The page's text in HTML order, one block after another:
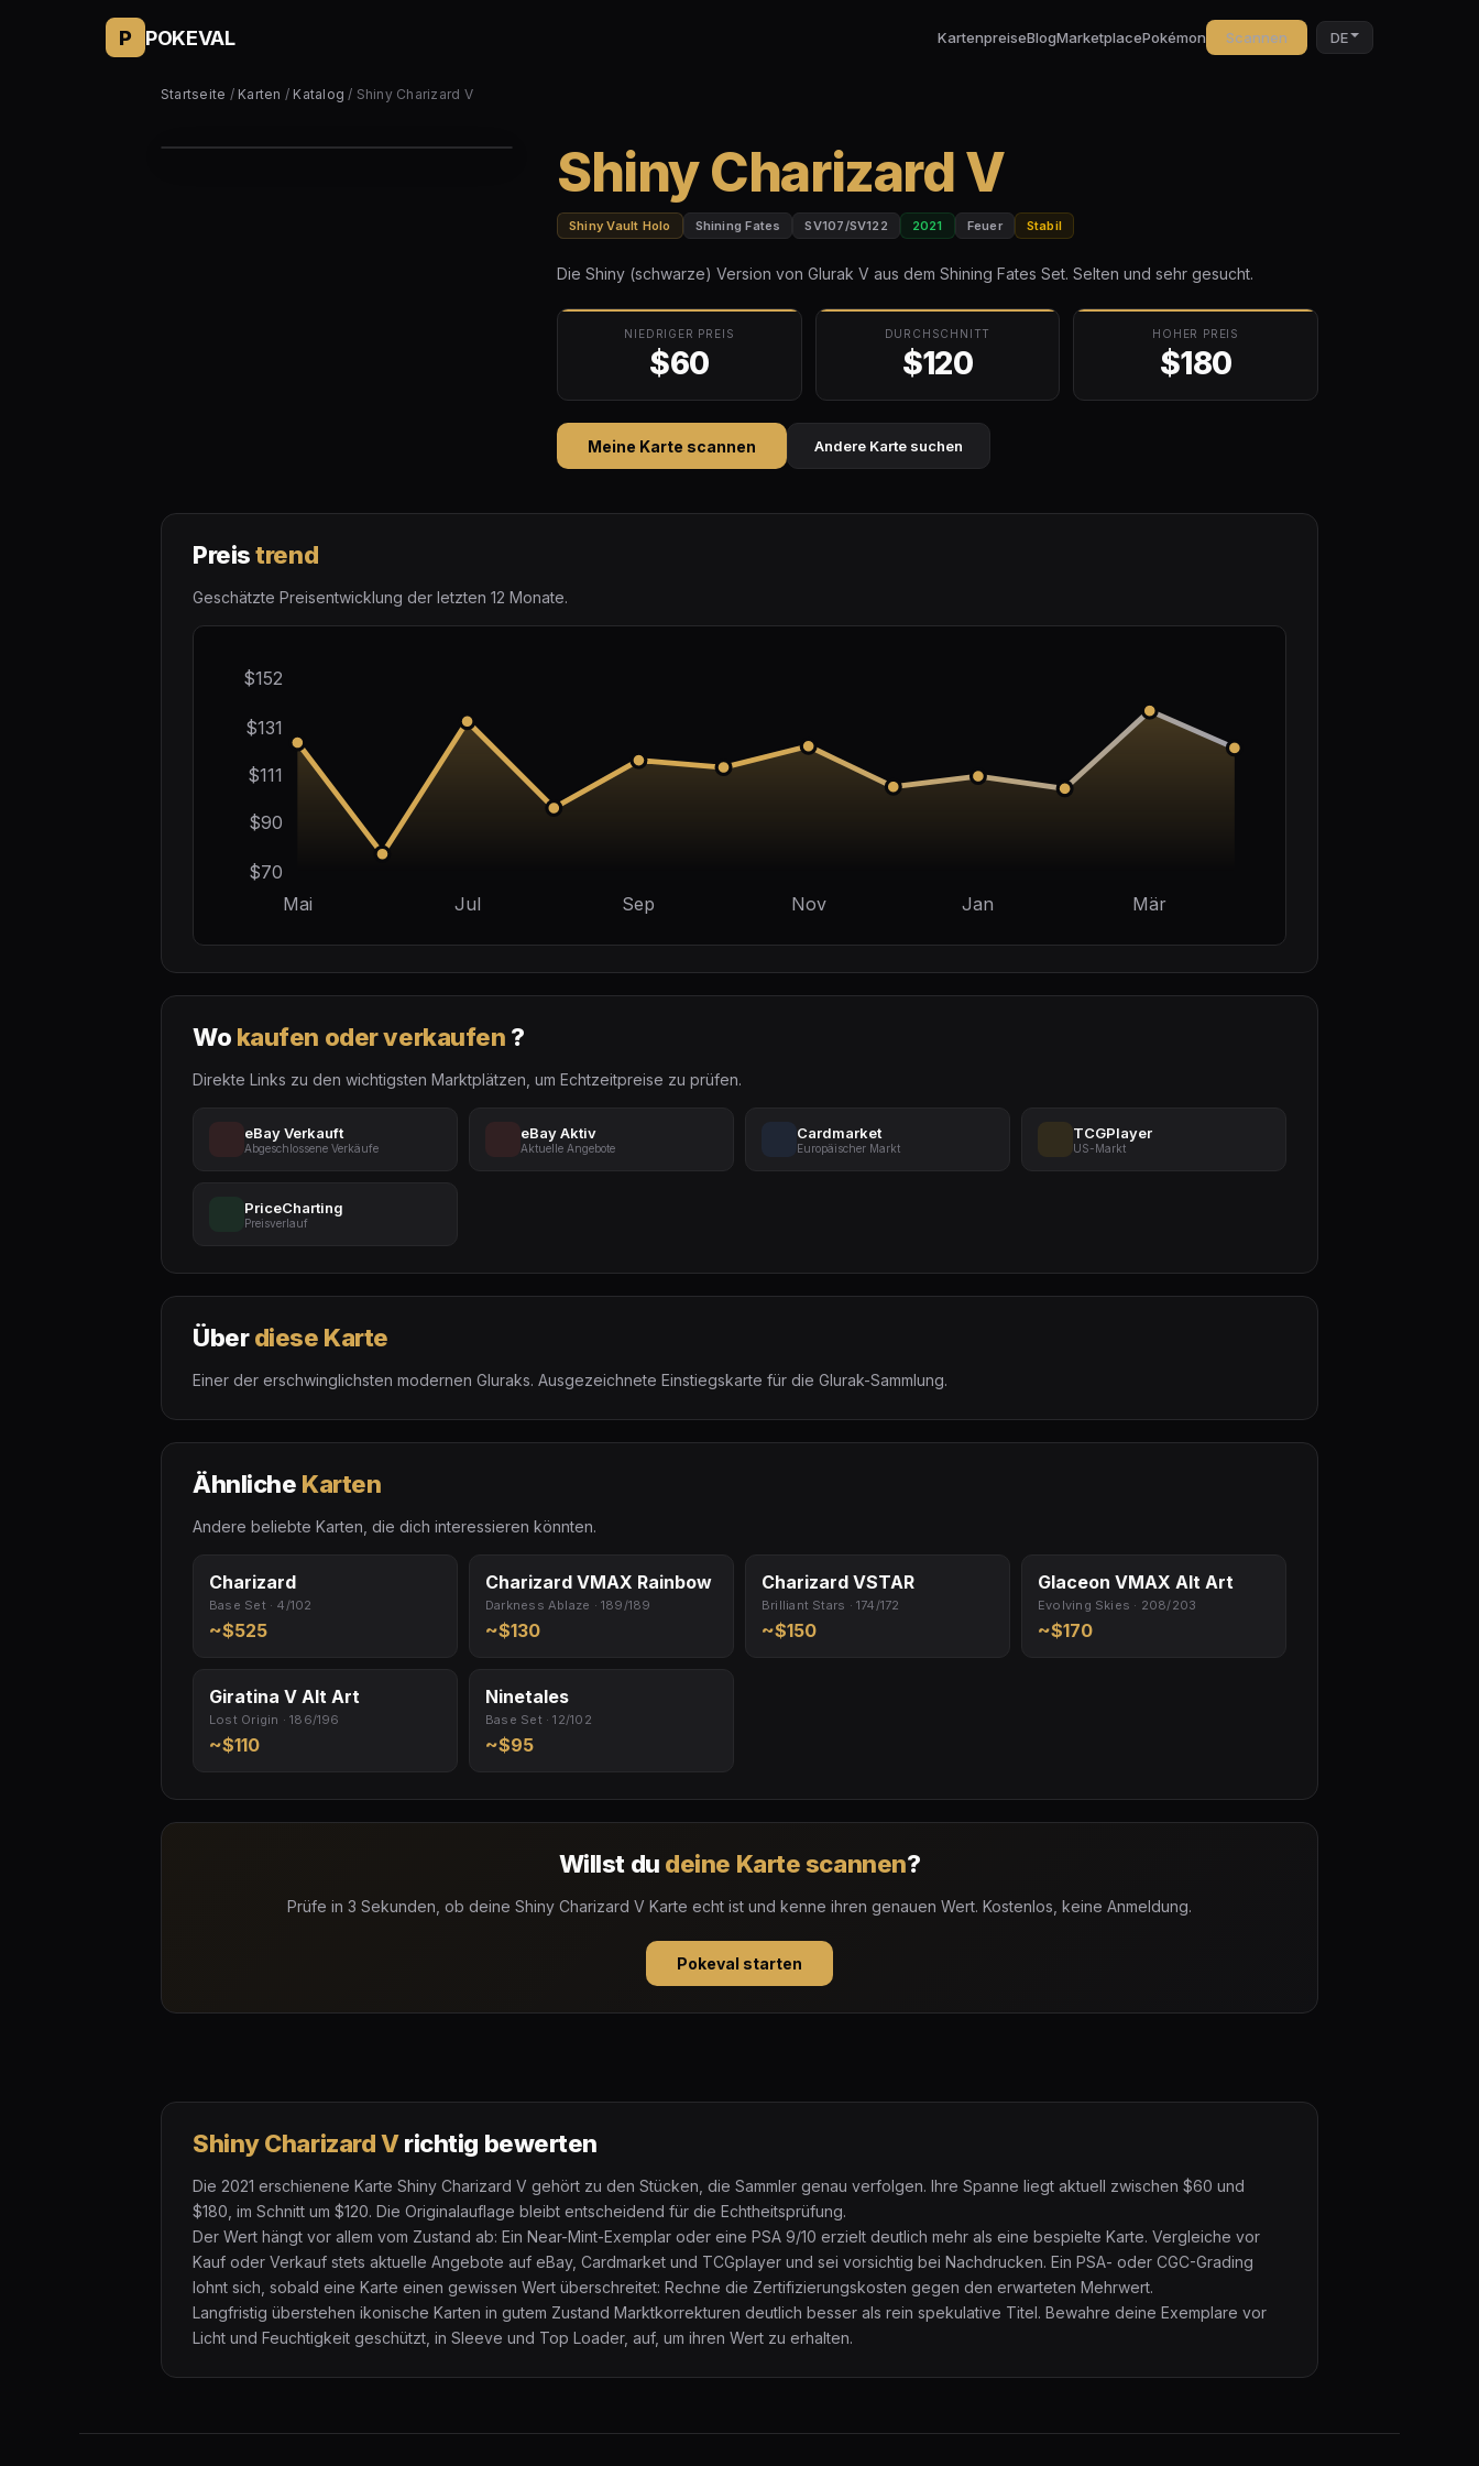
P POKEVAL KartenpreiseBlogMarketplacePokémon Scannen DE
Startseite / Karten / Katalog / Shiny Charizard V
Shiny Charizard V
Shiny Vault Holo Shining Fates SV107/SV122 2021 Feuer Stabil
Die Shiny (schwarze) Version von Glurak V aus dem Shining Fates Set. Selten und sehr gesucht.
NIEDRIGER PREIS
$60
DURCHSCHNITT
$120
HOHER PREIS
$180
Meine Karte scannen Andere Karte suchen
Preistrend
Geschätzte Preisentwicklung der letzten 12 Monate.
$70
$90
$111
$131
$152
Mai Jul Sep Nov Jan Mär
Wo kaufen oder verkaufen ?
Direkte Links zu den wichtigsten Marktplätzen, um Echtzeitpreise zu prüfen.
eBay Verkauft
Abgeschlossene Verkäufe
eBay Aktiv
Aktuelle Angebote
Cardmarket
Europäischer Markt
TCGPlayer
US-Markt
PriceCharting
Preisverlauf
Überdiese Karte
Einer der erschwinglichsten modernen Gluraks. Ausgezeichnete Einstiegskarte für die Glurak-Sammlung.
Ähnliche Karten
Andere beliebte Karten, die dich interessieren könnten.
Charizard
Base Set · 4/102
~$525
Charizard VMAX Rainbow
Darkness Ablaze · 189/189
~$130
Charizard VSTAR
Brilliant Stars · 174/172
~$150
Glaceon VMAX Alt Art
Evolving Skies · 208/203
~$170
Giratina V Alt Art
Lost Origin · 186/196
~$110
Ninetales
Base Set · 12/102
~$95
Willst du deine Karte scannen?
Prüfe in 3 Sekunden, ob deine Shiny Charizard V Karte echt ist und kenne ihren genauen Wert. Kostenlos, keine Anmeldung.
Pokeval starten
Shiny Charizard Vrichtig bewerten
Die 2021 erschienene Karte Shiny Charizard V gehört zu den Stücken, die Sammler genau verfolgen. Ihre Spanne liegt aktuell zwischen $60 und
$180, im Schnitt um $120. Die Originalauflage bleibt entscheidend für die Echtheitsprüfung.
Der Wert hängt vor allem vom Zustand ab: Ein Near-Mint-Exemplar oder eine PSA 9/10 erzielt deutlich mehr als eine bespielte Karte. Vergleiche vor
Kauf oder Verkauf stets aktuelle Angebote auf eBay, Cardmarket und TCGplayer und sei vorsichtig bei Nachdrucken. Ein PSA- oder CGC-Grading
lohnt sich, sobald eine Karte einen gewissen Wert überschreitet: Rechne die Zertifizierungskosten gegen den erwarteten Mehrwert.
Langfristig überstehen ikonische Karten in gutem Zustand Marktkorrekturen deutlich besser als rein spekulative Titel. Bewahre deine Exemplare vor
Licht und Feuchtigkeit geschützt, in Sleeve und Top Loader, auf, um ihren Wert zu erhalten.